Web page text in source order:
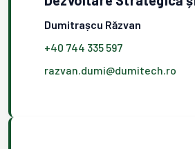
Dumitrașcu Răzvan
+40 744 335 597
razvan.dumi@dumitech.ro